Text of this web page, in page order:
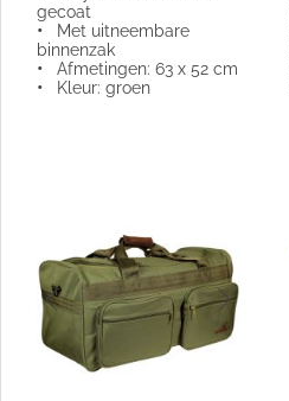
gecoat
• Met uitneembare
binnenzak
• Afmetingen: 63 x 52 cm
• Kleur: groen